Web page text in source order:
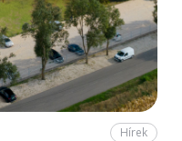
Hírek